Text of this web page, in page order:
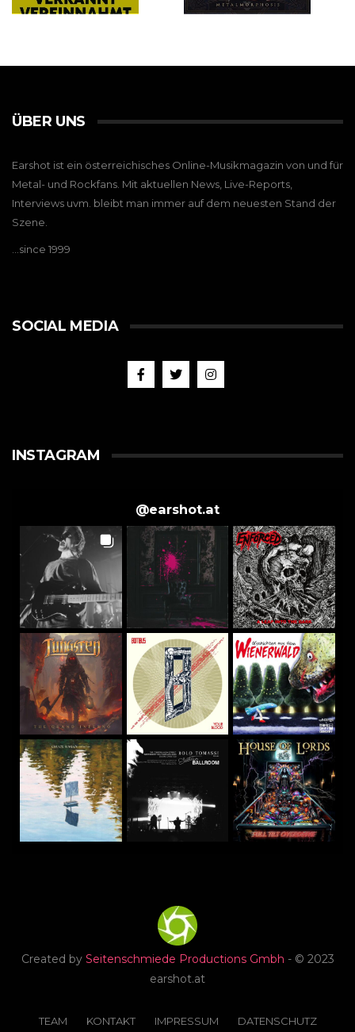
ÜBER UNS
Earshot ist ein österreichisches Online-Musikmagazin von und für
Metal- und Rockfans. Mit aktuellen News, Live-Reports,
Interviews uvm. bleibt man immer auf dem neuesten Stand der
Szene.
…since 1999
SOCIAL MEDIA
INSTAGRAM
@earshot.at
Created by Seitenschmiede Productions Gmbh - © 2023
earshot.at
TEAM KONTAKT IMPRESSUM DATENSCHUTZ